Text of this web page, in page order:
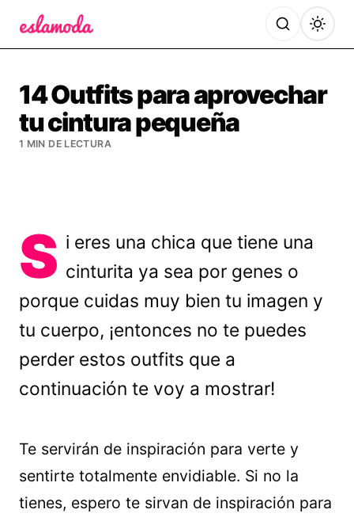
14 Outfits para aprovechar
tu cintura pequeña
1 MIN DE LECTURA
S i eres una chica que tiene una
cinturita ya sea por genes o
porque cuidas muy bien tu imagen y
tu cuerpo, ¡entonces no te puedes
perder estos outfits que a
continuación te voy a mostrar!
Te servirán de inspiración para verte y
sentirte totalmente envidiable. Si no la
tienes, espero te sirvan de inspiración para